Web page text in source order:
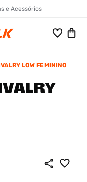
e Acessórios
LOW FEMININO